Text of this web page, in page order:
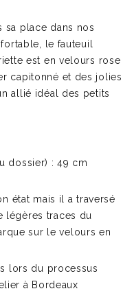
sa place dans nos
le fauteuil
est en velours rose
capitonné et des jolies
allié idéal des petits
dossier) : 49 cm
état mais il a traversé
légères traces du
sur le velours en
lors du processus
à Bordeaux